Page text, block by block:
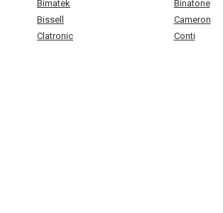
Bimatek
Binatone
Bissell
Cameron
Clatronic
Conti